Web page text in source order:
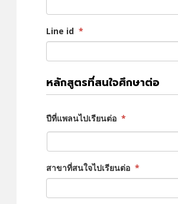
Line id *
หลักสูตรที่สนใจศึกษาต่อ
ปีที่แพลนไปเรียนต่อ *
สาขาที่สนใจไปเรียนต่อ *